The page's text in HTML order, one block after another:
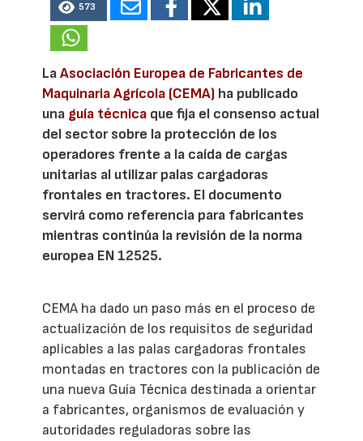
573
LaAsociación Europea de Fabricantes de
Maquinaria Agrícola (CEMA) ha publicado
una guía técnica que fija el consenso actual
del sector sobre la protección de los
operadores frente a la caída de cargas
unitarias al utilizar palas cargadoras
frontales en tractores. El documento
servirá como referencia para fabricantes
mientras continúa la revisión de la norma
europea EN 12525.
CEMA ha dado un paso más en el proceso de
actualización de los requisitos de seguridad
aplicables a las palas cargadoras frontales
montadas en tractores con la publicación de
una nueva Guía Técnica destinada a orientar
a fabricantes, organismos de evaluación y
autoridades reguladoras sobre las